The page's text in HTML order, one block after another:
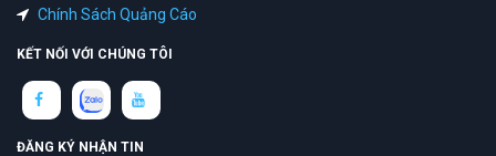
Chính Sách Quảng Cáo
KẾT NỐI VỚI CHÚNG TÔI
ĐĂNG KÝ NHẬN TIN